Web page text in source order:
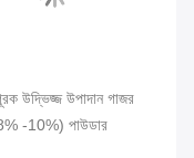
উদ্ভিজ্জ উপাদান গাজর
-10%) পাউডার